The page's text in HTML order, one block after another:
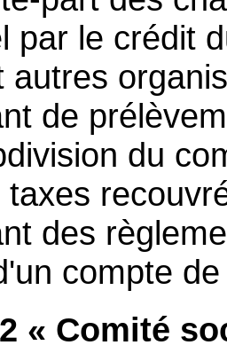
par le crédit
autres
de
du
taxes
des
compte
« Comité